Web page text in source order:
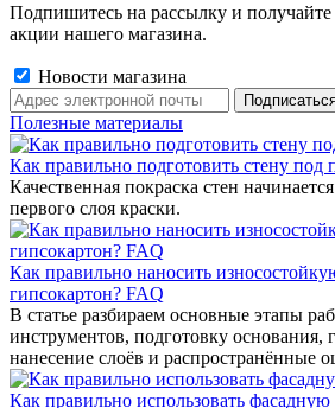
Подпишитесь на рассылку и
акции нашего магазина.
Новости магазина
Полезные материалы
Как правильно подготовить стену под
Качественная покраска стен
первого слоя краски.
Как правильно наносить
гипсокартон? FAQ
В статье разбираем основные этапы
инструментов, подготовку основания,
нанесение слоёв и распространённые
Как правильно использовать фасадную